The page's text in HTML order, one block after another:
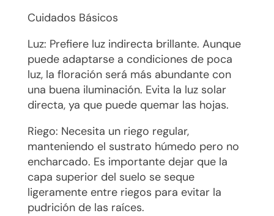
Cuidados Básicos
Luz: Prefiere luz indirecta brillante. Aunque
puede adaptarse a condiciones de poca
luz, la floración será más abundante con
una buena iluminación. Evita la luz solar
directa, ya que puede quemar las hojas.
Riego: Necesita un riego regular,
manteniendo el sustrato húmedo pero no
encharcado. Es importante dejar que la
capa superior del suelo se seque
ligeramente entre riegos para evitar la
pudrición de las raíces.